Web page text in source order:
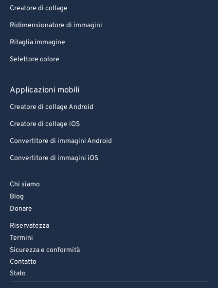
Creatore di collage
Ridimensionatore di immagini
Ritaglia immagine
Selettore colore
Applicazioni mobili
Creatore di collage Android
Creatore di collage iOS
Convertitore di immagini Android
Convertitore di immagini iOS
Chi siamo
Blog
Donare
Riservatezza
Termini
Sicurezza e conformità
Contatto
Stato